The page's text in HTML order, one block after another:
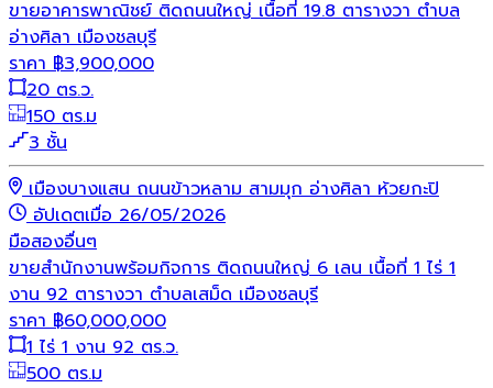
ขายอาคารพาณิชย์ ติดถนนใหญ่ เนื้อที่ 19.8 ตารางวา ตำบล
อ่างศิลา เมืองชลบุรี
ราคา ฿3,900,000
20 ตร.ว.
150 ตร.ม
3 ชั้น
เมืองบางแสน ถนนข้าวหลาม สามมุก อ่างศิลา ห้วยกะปิ
อัปเดตเมื่อ 26/05/2026
มือสองอื่นๆ
ขายสำนักงานพร้อมกิจการ ติดถนนใหญ่ 6 เลน เนื้อที่ 1 ไร่ 1
งาน 92 ตารางวา ตำบลเสม็ด เมืองชลบุรี
ราคา ฿60,000,000
1 ไร่ 1 งาน 92 ตร.ว.
500 ตร.ม